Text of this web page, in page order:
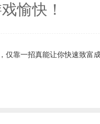
愉快！
仅靠一招真能让你快速致富